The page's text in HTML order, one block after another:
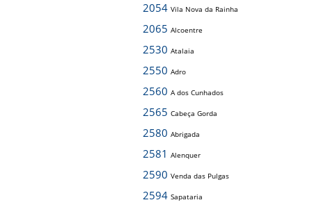
2054 Vila Nova da Rainha
2065 Alcoentre
2530 Atalaia
2550 Adro
2560 A dos Cunhados
2565 Cabeça Gorda
2580 Abrigada
2581 Alenquer
2590 Venda das Pulgas
2594 Sapataria